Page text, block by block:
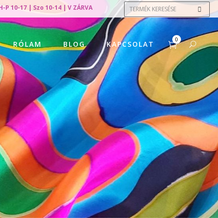
P 10-17 | Szo 10-14 | V ZÁRVA
0
RÓLAM BLOG KAPCSOLAT